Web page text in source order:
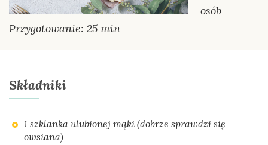
osób
Przygotowanie: 25 min
Składniki
1 szklanka ulubionej mąki (dobrze sprawdzi się
owsiana)